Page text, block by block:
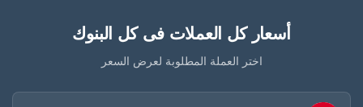
أسعار كل العملات فى كل البنوك
اختر العملة المطلوبة لعرض السعر